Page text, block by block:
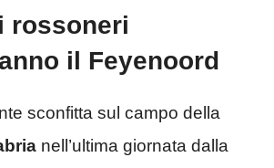
rossoneri
il Feyenoord
sconfitta sul campo della
nell’ultima giornata dalla